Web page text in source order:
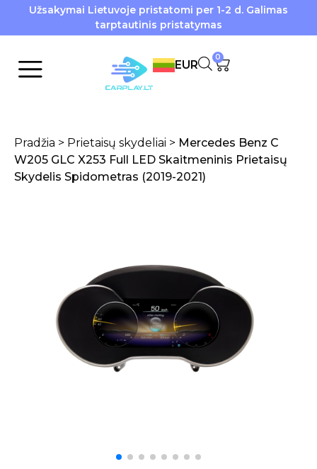
Užsakymai Lietuvoje pristatomi per 1-2 d. Galimas
tarptautinis pristatymas
EUR
0
Pradžia > Prietaisų skydeliai > Mercedes Benz C
W205 GLC X253 Full LED Skaitmeninis Prietaisų
Skydelis Spidometras (2019-2021)